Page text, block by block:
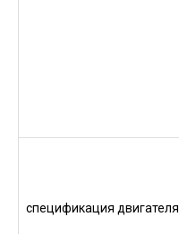
спецификация двигателя